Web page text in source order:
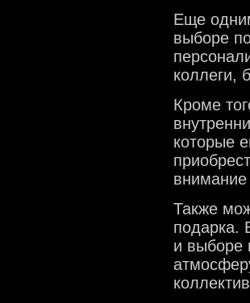
Еще
выборе
коллеги,
Кроме
которые
внимание
Также
подарка.
и выборе